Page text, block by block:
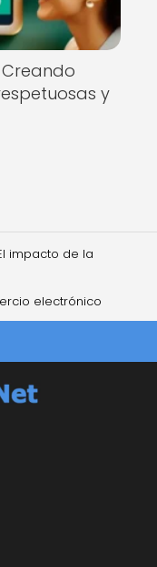
Creando
y
impacto de la
electrónico